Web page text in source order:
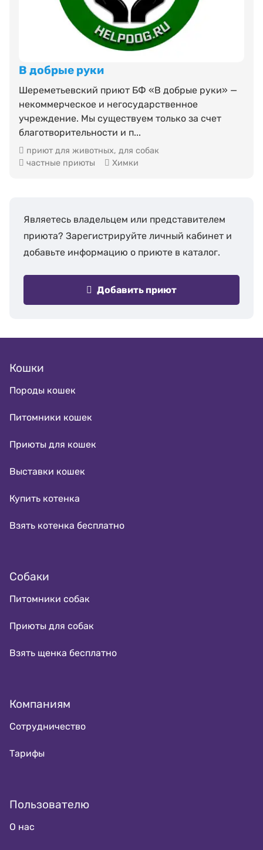
В добрые руки
Шереметьевский приют БФ «В добрые руки» —
некоммерческое и негосударственное
учреждение. Мы существуем только за счет
благотворительности и п...
приют для животных, для собак
частные приюты
Химки
Являетесь владельцем или представителем
приюта? Зарегистрируйте личный кабинет и
добавьте информацию о приюте в каталог.
Добавить приют
Кошки
Породы кошек
Питомники кошек
Приюты для кошек
Выставки кошек
Купить котенка
Взять котенка бесплатно
Собаки
Питомники собак
Приюты для собак
Взять щенка бесплатно
Компаниям
Сотрудничество
Тарифы
Пользователю
О нас